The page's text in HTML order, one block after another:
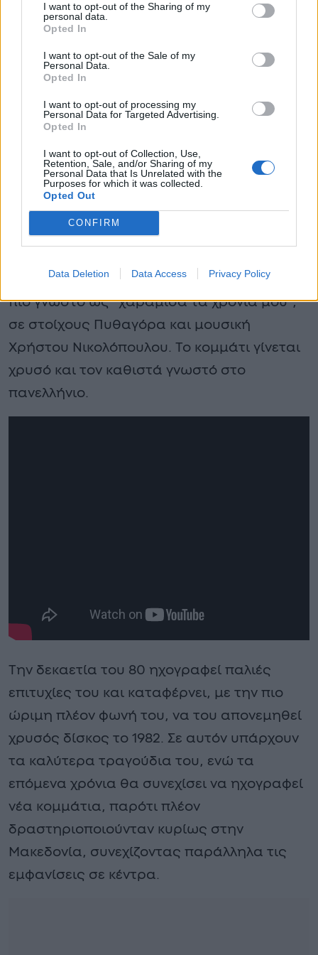
I want to opt-out of the Sharing of my
personal data.
Opted In
I want to opt-out of the Sale of my
Personal Data.
Opted In
I want to opt-out of processing my
Personal Data for Targeted Advertising.
Opted In
I want to opt-out of Collection, Use,
Retention, Sale, and/or Sharing of my
Personal Data that Is Unrelated with the
Purposes for which it was collected.
Opted Out
CONFIRM
Data Deletion Data Access Privacy Policy
Και ο ίδιος όμως υπήρξε φανατικός οπαδός
μιμείται, μερικές φορές, την φωνή και την
τεχνική του. Στις αρχές του 70′ ο Ιωαννίδης
συνεχίζει ακάθεκτος και σημειώνει νέες
επιτυχίες. Η μεγάλη συνεργασία, που τον
το τραγούδι “Ένας άντρας ξοφλημένος” ή
πιο γνωστό ως “χαράμισα τα χρόνια μου”,
σε στοίχους Πυθαγόρα και μουσική
Χρήστου Νικολόπουλου. Το κομμάτι γίνεται
χρυσό και τον καθιστά γνωστό στο
πανελλήνιο.
Την δεκαετία του 80 ηχογραφεί παλιές
επιτυχίες του και καταφέρνει, με την πιο
ώριμη πλέον φωνή του, να του απονεμηθεί
χρυσός δίσκος το 1982. Σε αυτόν υπάρχουν
τα καλύτερα τραγούδια του, ενώ τα
επόμενα χρόνια θα συνεχίσει να ηχογραφεί
νέα κομμάτια, παρότι πλέον
δραστηριοποιούνταν κυρίως στην
Μακεδονία, συνεχίζοντας παράλληλα τις
εμφανίσεις σε κέντρα.